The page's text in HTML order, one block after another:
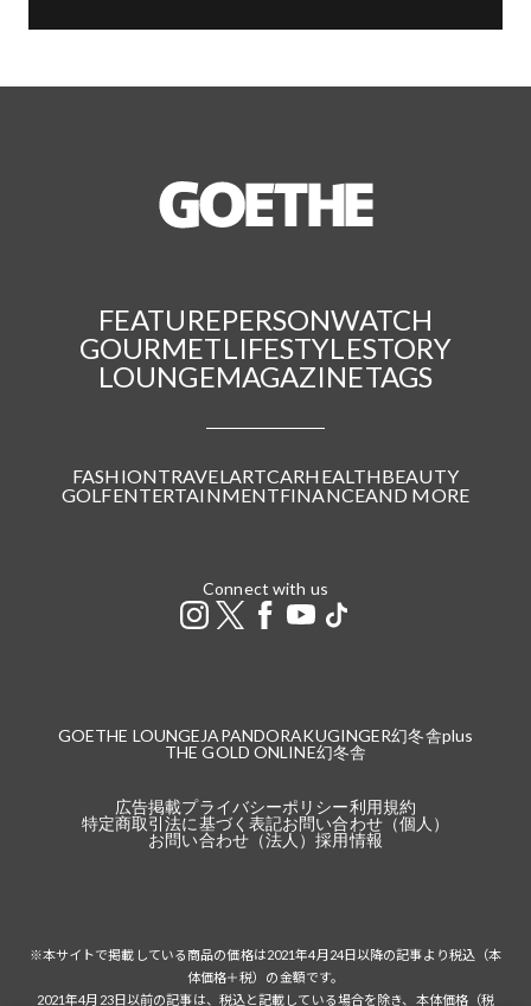
FEATUREPERSONWATCH
GOURMETLIFESTYLESTORY
LOUNGEMAGAZINETAGS
FASHIONTRAVEL ARTCARHEALTHBEAUTY
GOLFENTERTAINMENTFINANCEAND MORE
Connect with us
GOETHE LOUNGE JAPANDORAKUGINGER幻冬舎plus
THE GOLD ONLINE幻冬舎
広告掲載プライバシーポリシー利用規約
特定商取引法に基づく表記お問い合わせ（個人）
お問い合わせ（法人）採用情報
※本サイトで掲載している商品の価格は2021年4月24日以降の記事より税込（本
体価格＋税）の金額です。
2021年4月23日以前の記事は、税込と記載している場合を除き、本体価格（税